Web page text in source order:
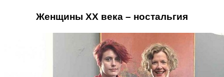
Женщины ХХ века – ностальгия